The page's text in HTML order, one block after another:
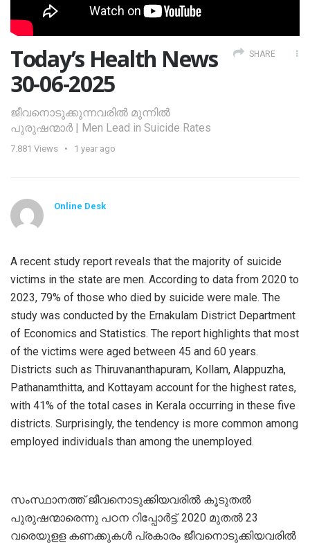
Today’s Health News
30-06-2025
ജീവനൊടുക്കുന്നവരില്‍ മുന്നില്‍
പുരുഷന്മാര്‍ | Men Lead in Suicide Rates
7.881 Views 1 year ago
SHARE
Online Desk
A recent study report reveals that the majority of suicide
victims in the state are men. According to data from 2020 to
2023, 79% of those who died by suicide were male. The
study was conducted by the Ernakulam District Department
of Economics and Statistics. The report highlights that most
of the victims were aged between 45 and 60 years.
Districts such as Thiruvananthapuram, Kollam, Alappuzha,
Pathanamthitta, and Kottayam account for the highest rates,
with 41% of the total cases in Kerala occurring in these five
districts. Surprisingly, the tendency is more common among
employed individuals than among the unemployed.
സംസ്ഥാനത്ത് ജീവനൊടുക്കിയവരിൽ കൂടുതൽ
പുരുഷന്മാരെന്നു പഠന റിപ്പോർട്ട്. 2020 മുതൽ 23
വരെയുളള കണക്കുകൾ പ്രകാരം ജീവനൊടുക്കിയവരിൽ